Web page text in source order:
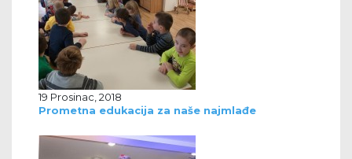
19 Prosinac, 2018
Prometna edukacija za naše najmlađe